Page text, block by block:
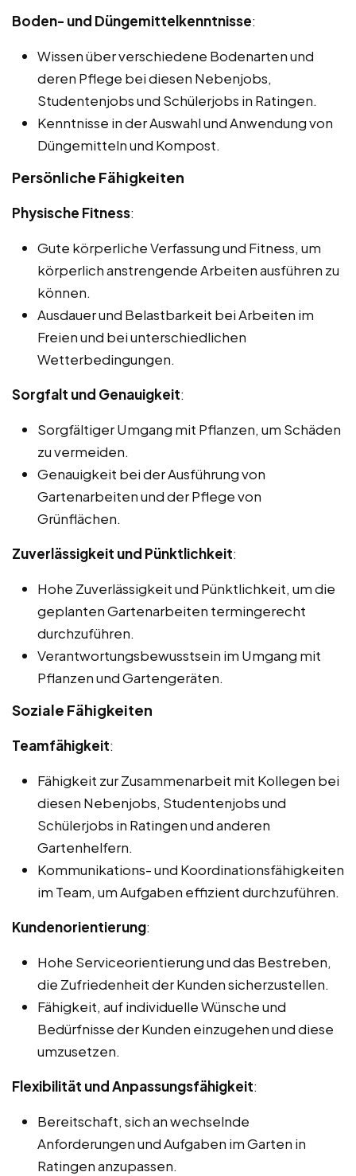
Boden- und Düngemittelkenntnisse:
Wissen über verschiedene Bodenarten und
deren Pflege bei diesen Nebenjobs,
Studentenjobs und Schülerjobs in Ratingen.
Kenntnisse in der Auswahl und Anwendung von
Düngemitteln und Kompost.
Persönliche Fähigkeiten
Physische Fitness:
Gute körperliche Verfassung und Fitness, um
körperlich anstrengende Arbeiten ausführen zu
können.
Ausdauer und Belastbarkeit bei Arbeiten im
Freien und bei unterschiedlichen
Wetterbedingungen.
Sorgfalt und Genauigkeit:
Sorgfältiger Umgang mit Pflanzen, um Schäden
zu vermeiden.
Genauigkeit bei der Ausführung von
Gartenarbeiten und der Pflege von
Grünflächen.
Zuverlässigkeit und Pünktlichkeit:
Hohe Zuverlässigkeit und Pünktlichkeit, um die
geplanten Gartenarbeiten termingerecht
durchzuführen.
Verantwortungsbewusstsein im Umgang mit
Pflanzen und Gartengeräten.
Soziale Fähigkeiten
Teamfähigkeit:
Fähigkeit zur Zusammenarbeit mit Kollegen bei
diesen Nebenjobs, Studentenjobs und
Schülerjobs in Ratingen und anderen
Gartenhelfern.
Kommunikations- und Koordinationsfähigkeiten
im Team, um Aufgaben effizient durchzuführen.
Kundenorientierung:
Hohe Serviceorientierung und das Bestreben,
die Zufriedenheit der Kunden sicherzustellen.
Fähigkeit, auf individuelle Wünsche und
Bedürfnisse der Kunden einzugehen und diese
umzusetzen.
Flexibilität und Anpassungsfähigkeit:
Bereitschaft, sich an wechselnde
Anforderungen und Aufgaben im Garten in
Ratingen anzupassen.